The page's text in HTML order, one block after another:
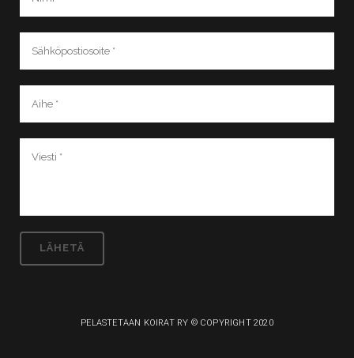
PELASTETAAN KOIRAT RY © COPYRIGHT 2020